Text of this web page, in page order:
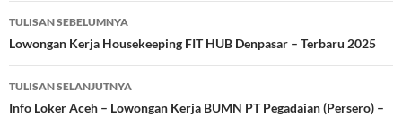
Navigasi
Tulisan
TULISAN SEBELUMNYA
Lowongan Kerja Housekeeping FIT HUB Denpasar – Terbaru 2025
TULISAN SELANJUTNYA
Info Loker Aceh – Lowongan Kerja BUMN PT Pegadaian (Persero) –